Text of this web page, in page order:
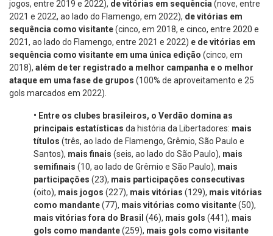
jogos, entre 2019 e 2022), de vitórias em sequência (nove, entre
2021 e 2022, ao lado do Flamengo, em 2022), de vitórias em
sequência como visitante(cinco, em 2018, e cinco, entre 2020 e
2021, ao lado do Flamengo, entre 2021 e 2022) e de vitórias em
sequência como visitante em uma única edição (cinco, em
2018), além de ter registrado a melhor campanha e o melhor
ataque em uma fase de grupos (100% de aproveitamento e 25
gols marcados em 2022).
• Entre os clubes brasileiros, o Verdão domina as
principais estatísticas da história da Libertadores: mais
títulos (três, ao lado de Flamengo, Grêmio, São Paulo e
Santos), mais finais (seis, ao lado do São Paulo), mais
semifinais (10, ao lado de Grêmio e São Paulo), mais
participações (23), mais participações consecutivas
(oito), mais jogos (227), mais vitórias (129), mais vitórias
como mandante(77), mais vitórias como visitante(50),
mais vitórias fora do Brasil (46), mais gols (441), mais
gols como mandante(259), mais gols como visitante